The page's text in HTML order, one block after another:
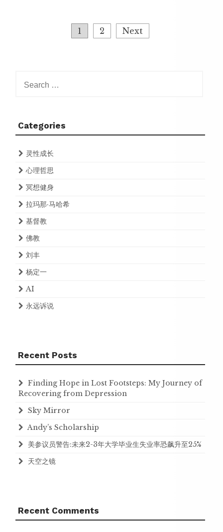
1 2 Next
for:
Categories
灵性成长
心理哲思
冥想健身
拉玛那·马哈希
基督教
佛教
刘丰
杨定一
AI
永远诉说
Recent Posts
Finding Hope in Lost Footsteps: My Journey of
Recovering from Depression
Sky Mirror
Andy’s Scholarship
美参议员警告:未来2-3年大学毕业生失业率恐飙升至25%
天空之镜
Recent Comments